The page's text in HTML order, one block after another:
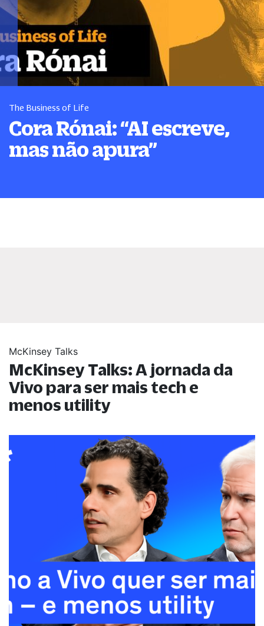
The Business of Life
Cora Rónai:“AI escreve,
mas não apura”
McKinsey Talks
McKinsey Talks: A jornada da
Vivo para ser mais tech e
menos utility